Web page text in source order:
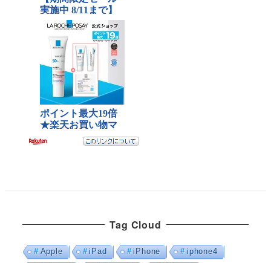
Tag Cloud
Apple iPad iPhone
iphone4